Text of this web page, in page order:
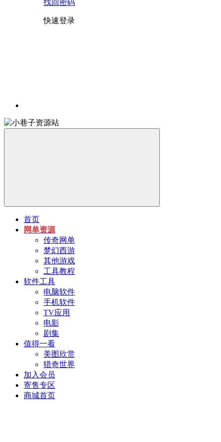
找回密码
快速登录
首页
网单资源
传奇网单
梦幻西游
其他游戏
工具教程
软件工具
电脑软件
手机软件
TV应用
电影
剧集
值得一看
美图欣赏
猎奇世界
加入会员
寄售专区
商城首页